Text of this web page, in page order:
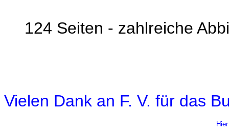
124 Seiten - zahlreiche
Vielen Dank an F. V. für das